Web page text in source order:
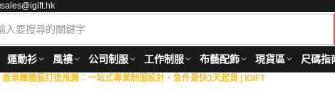
sales@igift.hk
運動衫 風褸 公司制服 工作制服 布藝配飾 現貨區 尺碼指
香港團體服訂造推薦：一站式專業制服設計，急件最快3天起貨 | IGIFT